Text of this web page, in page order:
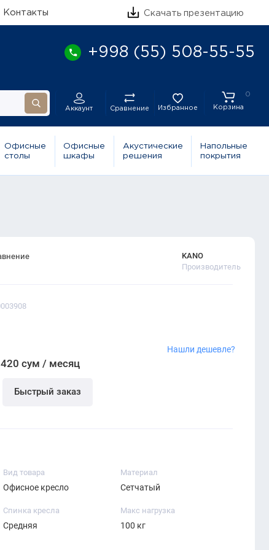
Контакты Скачать презентацию
+998 (55) 508-55-55
Аккаунт Сравнение Избранное
0
Корзина
Офисные
столы
Офисные
шкафы
Акустические
решения
Напольные
покрытия
KANO
Производитель
сум / месяц
Быстрый заказ
Нашли дешевле?
Вид товара
Офисное кресло
Материал
Сетчатый
Спинка кресла
Средняя
Макс нагрузка
100 кг